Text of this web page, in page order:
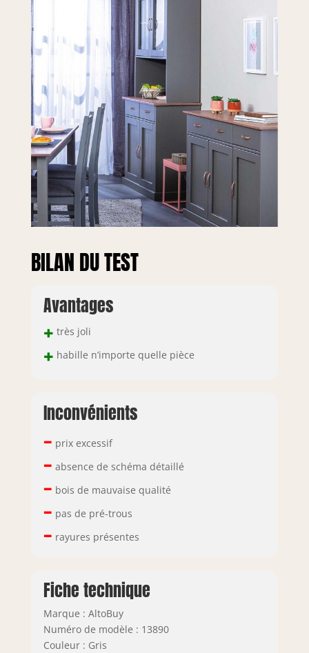
BILAN DU TEST
Avantages
+ très joli
+ habille n’importe quelle pièce
Inconvénients
– prix excessif
– absence de schéma détaillé
– bois de mauvaise qualité
– pas de pré-trous
– rayures présentes
Fiche technique
Marque : AltoBuy
Numéro de modèle : 13890
Couleur : Gris